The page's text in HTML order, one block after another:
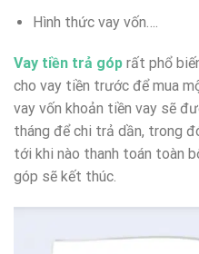
Hình thức vay vốn….
Vay tiền trả góp rất phổ
cho vay tiền trước để mua
vay vốn khoản tiền vay sẽ
tháng để chi trả dần, trong
tới khi nào thanh toán toàn
góp sẽ kết thúc.